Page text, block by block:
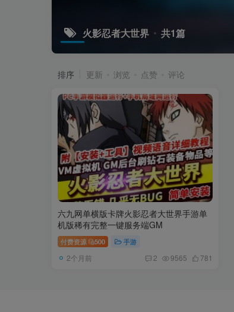
火影忍者大世界 共1篇
排序 更新 浏览 点赞 评论
六九网单横版卡牌火影忍者大世界手游单
机版稀有完整一键服务端GM
付费资源 500 手游
2个月前 2 9565 781